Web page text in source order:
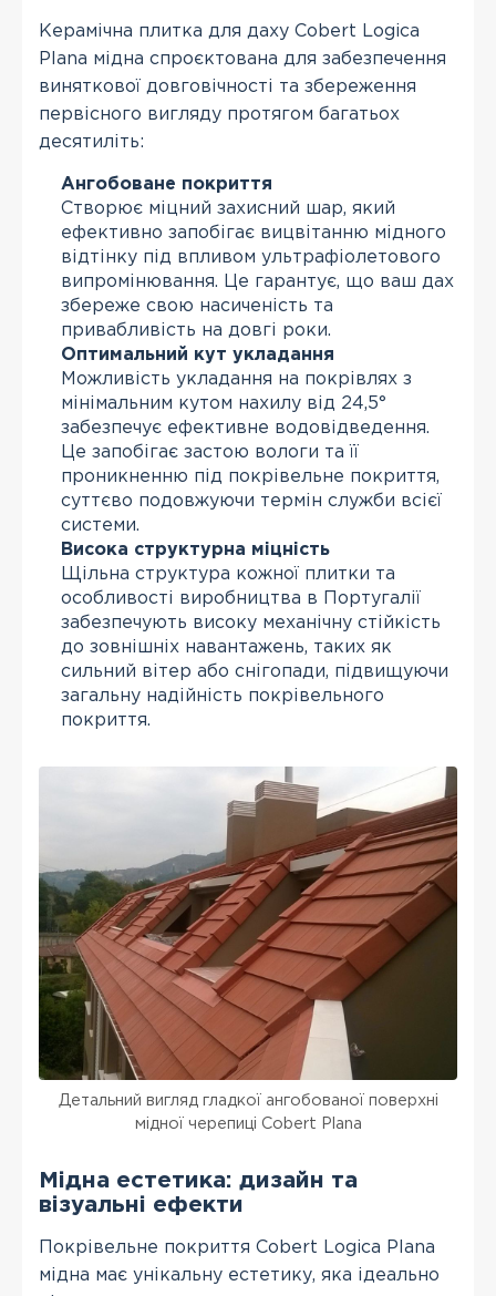
Керамічна плитка для даху Cobert Logica
Plana мідна спроєктована для забезпечення
виняткової довговічності та збереження
первісного вигляду протягом багатьох
десятиліть:
Ангобоване покриття
Створює міцний захисний шар, який
ефективно запобігає вицвітанню мідного
відтінку під впливом ультрафіолетового
випромінювання. Це гарантує, що ваш дах
збереже свою насиченість та
привабливість на довгі роки.
Оптимальний кут укладання
Можливість укладання на покрівлях з
мінімальним кутом нахилу від 24,5°
забезпечує ефективне водовідведення.
Це запобігає застою вологи та її
проникненню під покрівельне покриття,
суттєво подовжуючи термін служби всієї
системи.
Висока структурна міцність
Щільна структура кожної плитки та
особливості виробництва в Португалії
забезпечують високу механічну стійкість
до зовнішніх навантажень, таких як
сильний вітер або снігопади, підвищуючи
загальну надійність покрівельного
покриття.
Детальний вигляд гладкої ангобованої поверхні
мідної черепиці Cobert Plana
Мідна естетика: дизайн та
візуальні ефекти
Покрівельне покриття Cobert Logica Plana
мідна має унікальну естетику, яка ідеально